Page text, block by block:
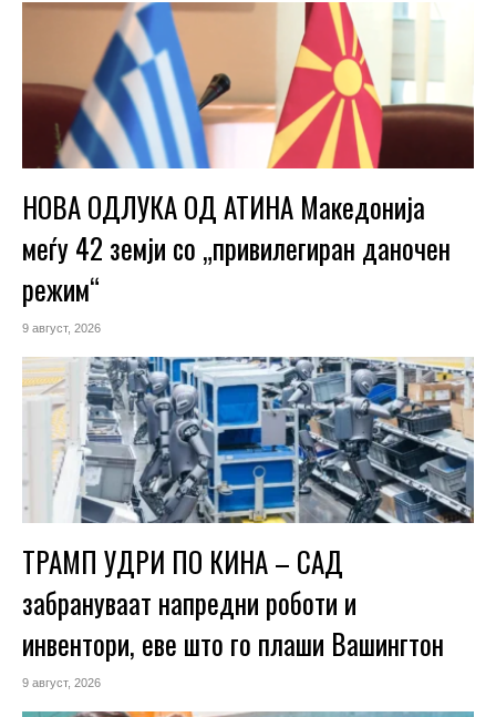
НОВА ОДЛУКА ОД АТИНА Македонија
меѓу 42 земји со „привилегиран даночен
режим“
9 август, 2026
ТРАМП УДРИ ПО КИНА – САД
забрануваат напредни роботи и
инвентори, еве што го плаши Вашингтон
9 август, 2026